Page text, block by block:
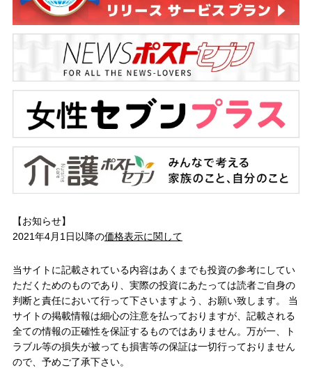
【お知らせ】
2021年4月1日以降の価格表示に関して
当サイトに記載されている内容はあくまでも投資の参考にしてい
ただくためのものであり、実際の投資にあたっては読者ご自身の
判断と責任において行って下さいますよう、お願い致します。 当
サイトの掲載情報は細心の注意を払っておりますが、記載される
全ての情報の正確性を保証するものではありません。万が一、ト
ラブル等の損失が被っても損害等の保証は一切行っておりません
ので、予めご了承下さい。